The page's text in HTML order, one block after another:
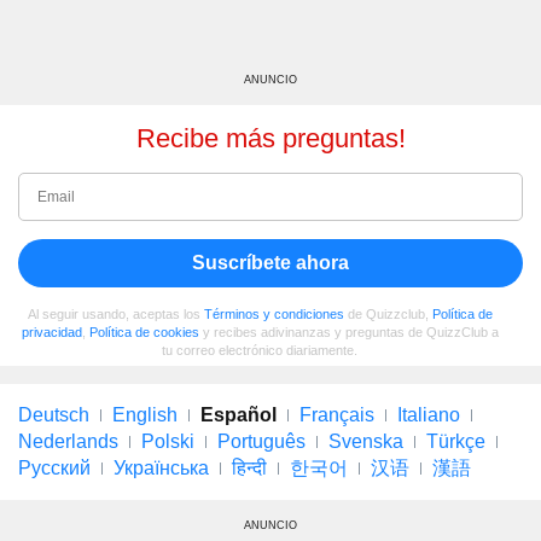
ANUNCIO
Recibe más preguntas!
Suscríbete ahora
Al seguir usando, aceptas los Términos y condiciones de Quizzclub,
Política de
privacidad
Política de cookies y recibes adivinanzas y preguntas de QuizzClub a
tu correo electrónico diariamente.
Deutsch English Español Français
Italiano
Nederlands
Polski Português Svenska
Türkçe
Русский
Українська हिन्दी 한국어 汉语 漢語
ANUNCIO